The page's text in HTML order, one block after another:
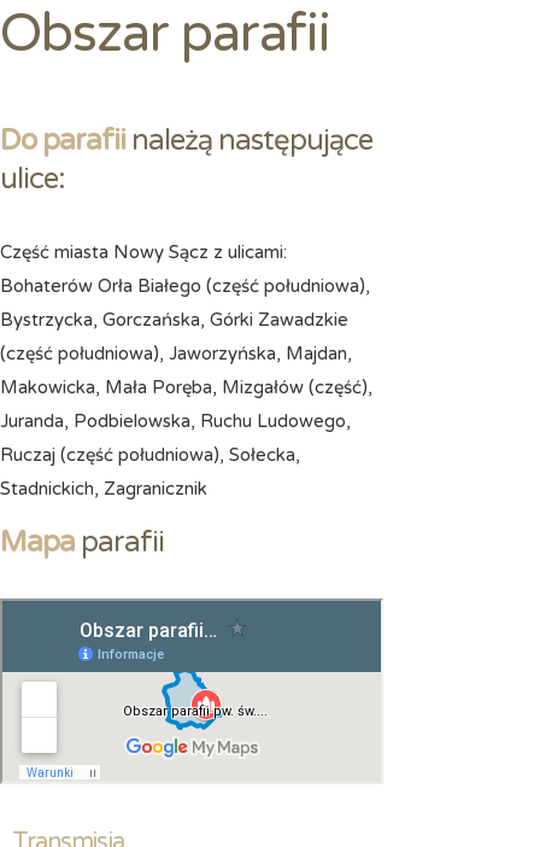
Obszar parafii
Do parafii należą następujące
ulice:
Część miasta Nowy Sącz z ulicami:
Bohaterów Orła Białego (część południowa),
Bystrzycka, Gorczańska, Górki Zawadzkie
(część południowa), Jaworzyńska, Majdan,
Makowicka, Mała Poręba, Mizgałów (część),
Juranda, Podbielowska, Ruchu Ludowego,
Ruczaj (część południowa), Sołecka,
Stadnickich, Zagranicznik
Mapa parafii